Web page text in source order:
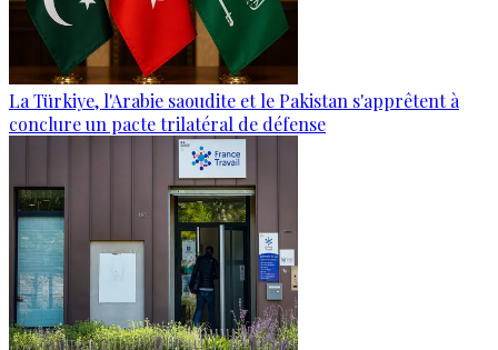
La Türkiye, l'Arabie saoudite et le Pakistan s'apprêtent à
conclure un pacte trilatéral de défense